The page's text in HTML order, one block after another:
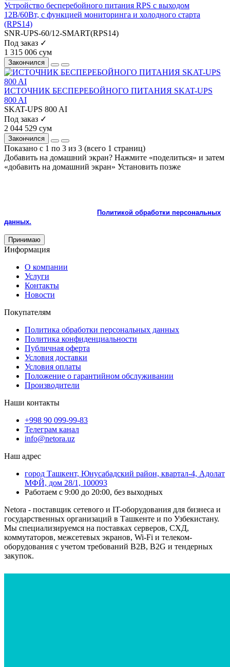
Устройство бесперебойного питания RPS с выходом
12В/60Вт, с функцией мониторинга и холодного старта
(RPS14)
SNR-UPS-60/12-SMART(RPS14)
Под заказ ✓
1 315 006 сум
Закончился
ИСТОЧНИК БЕСПЕРЕБОЙНОГО ПИТАНИЯ SKAT-UPS
800 AI
SKAT-UPS 800 AI
Под заказ ✓
2 044 529 сум
Закончился
Показано с 1 по 3 из 3 (всего 1 страниц)
Добавить на домашний экран? Нажмите «поделиться» и затем
«добавить на домашний экран» Установить позже
Политикой обработки персональных
данных.
Принимаю
Информация
О компании
Услуги
Контакты
Новости
Покупателям
Политика обработки персональных данных
Политика конфиденциальности
Публичная оферта
Условия доставки
Условия оплаты
Положение о гарантийном обслуживании
Производители
Наши контакты
+998 90 099-99-83
Телеграм канал
info@netora.uz
Наш адрес
город Ташкент, Юнусабадский район, квартал-4, Адолат
МФЙ, дом 28/1, 100093
Работаем с 9:00 до 20:00, без выходных
Netora - поставщик сетевого и IT-оборудования для бизнеса и
государственных организаций в Ташкенте и по Узбекистану.
Мы специализируемся на поставках серверов, СХД,
коммутаторов, межсетевых экранов, Wi-Fi и телеком-
оборудования с учетом требований B2B, B2G и тендерных
закупок.